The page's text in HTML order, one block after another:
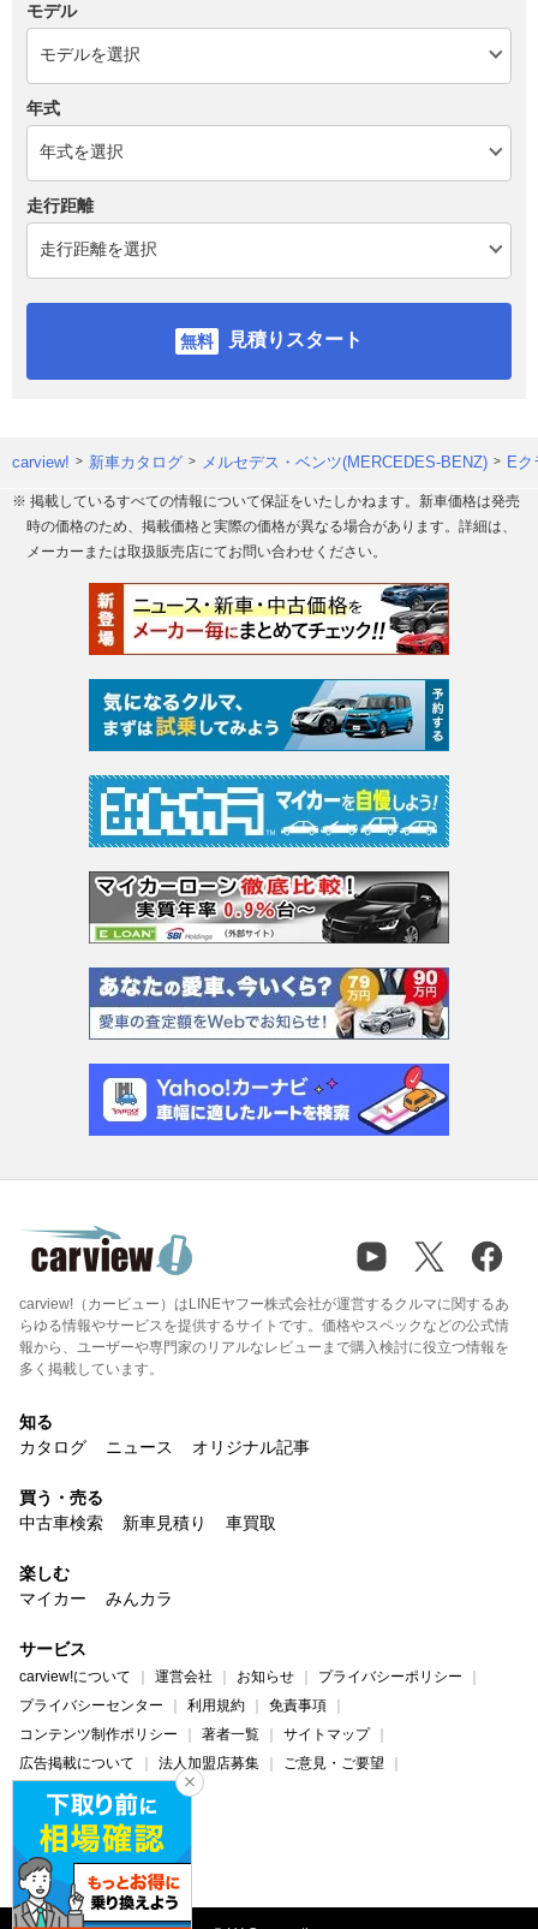
モデル
年式
走行距離
見積りスタート
carview! 新車カタログ メルセデス・ベンツ(MERCEDES-BENZ) Eク
※ 掲載しているすべての情報について保証をいたしかねます。新車価格は発売
時の価格のため、掲載価格と実際の価格が異なる場合があります。詳細は、
メーカーまたは取扱販売店にてお問い合わせください。
carview!（カービュー）はLINEヤフー株式会社が運営するクルマに関するあ
らゆる情報やサービスを提供するサイトです。価格やスペックなどの公式情
報から、ユーザーや専門家のリアルなレビューまで購入検討に役立つ情報を
多く掲載しています。
知る
カタログ
ニュース オリジナル記事
買う・売る
中古車検索
新車見積り 車買取
楽しむ
マイカー
みんカラ
サービス
carview!について 運営会社 お知らせ
プライバシーポリシー
プライバシーセンター
利用規約
免責事項
コンテンツ制作ポリシー
著者一覧
サイトマップ
広告掲載について
法人加盟店募集
ご意見・ご要望
ヘルプ・お問い合わせ
carview! Yahoo! JAPAN